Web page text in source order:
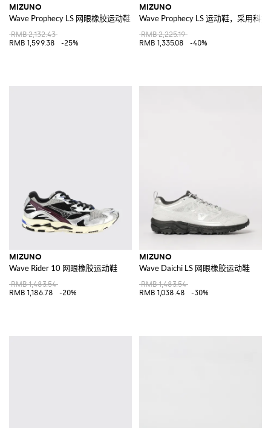
MIZUNO
Wave Prophecy LS 网眼橡胶运动鞋
RMB 2,132.43
RMB 1,599.38
-25%
MIZUNO
Wave Prophecy LS 运动鞋，采用科
RMB 2,225.19
RMB 1,335.08
-40%
MIZUNO
Wave Rider 10 网眼橡胶运动鞋
RMB 1,483.54
RMB 1,186.78
-20%
MIZUNO
Wave Daichi LS 网眼橡胶运动鞋
RMB 1,483.54
RMB 1,038.48
-30%